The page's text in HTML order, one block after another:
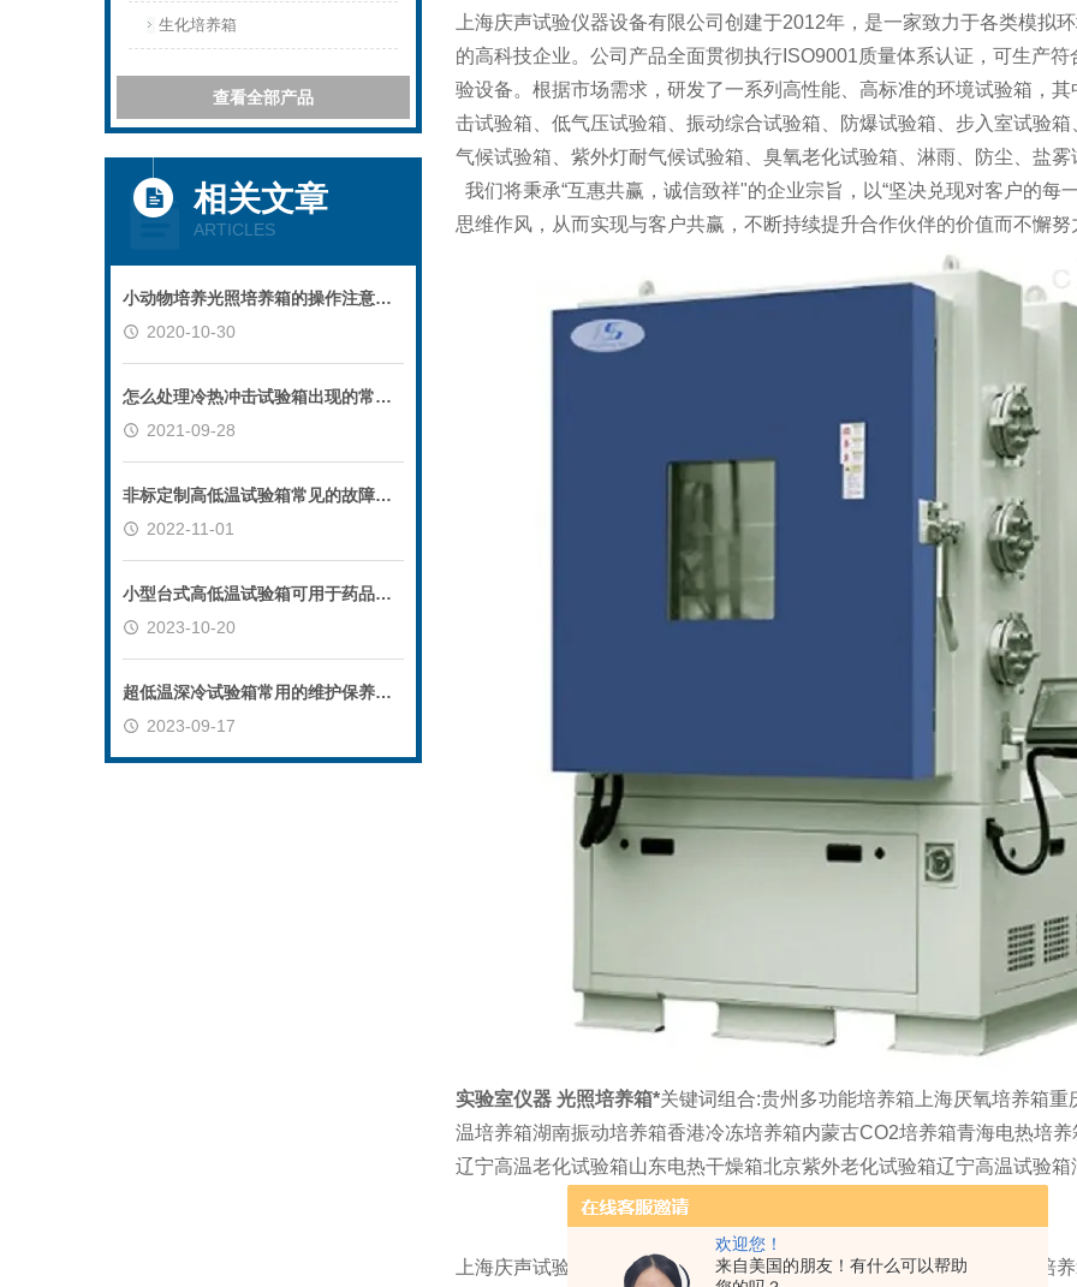
欢迎您！
来自美国的朋友！有什么可以帮助
生化培养箱
查看全部产品
相关文章
ARTICLES
小动物培养光照培养箱的操作注意事项
2020-10-30
怎么处理冷热冲击试验箱出现的常用故障？
2021-09-28
非标定制高低温试验箱常见的故障及排除方式
2022-11-01
小型台式高低温试验箱可用于药品稳定性的测试
2023-10-20
超低温深冷试验箱常用的维护保养方法
2023-09-17
上海庆声试验仪器设备有限公司创建于2012年，是一家致力于各类模拟
的高科技企业。公司产品全面贯彻执行ISO9001质量体系认证，可生产
验设备。根据市场需求，研发了一系列高性能、高标准的环境试验箱，
击试验箱、低气压试验箱、振动综合试验箱、防爆试验箱、步入室试验
气候试验箱、紫外灯耐气候试验箱、臭氧老化试验箱、淋雨、防尘、盐
我们将秉承“互惠共赢，诚信致祥"的企业宗旨，以“坚决兑现对客户的
思维作风，从而实现与客户共赢，不断持续提升合作伙伴的价值而不懈努
实验室仪器 光照培养箱*关键词组合:贵州多功能培养箱上海厌氧培养箱
温培养箱湖南振动培养箱香港冷冻培养箱内蒙古CO2培养箱青海电热培
辽宁高温老化试验箱山东电热干燥箱北京紫外老化试验箱辽宁高温试验
上海庆声试验仪器设备有限公司培养试验箱包括：培养试验箱,多功能培